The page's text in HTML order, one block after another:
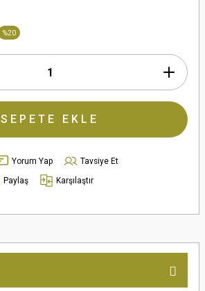
%20
SEPETE EKLE
Yorum Yap
Tavsiye Et
Paylaş Karşılaştır